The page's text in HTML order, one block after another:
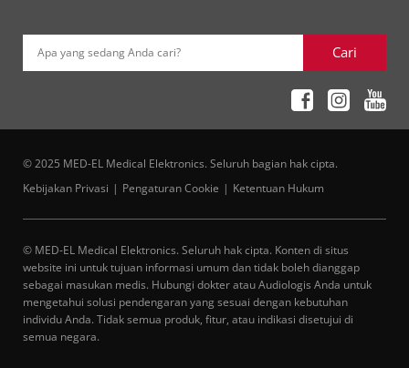
Apa yang sedang Anda cari? Cari
© 2025 MED-EL Medical Elektronics. Seluruh bagian hak cipta.
Kebijakan Privasi
Pengaturan Cookie Ketentuan Hukum
© MED-EL Medical Elektronics. Seluruh hak cipta. Konten di situs
website ini untuk tujuan informasi umum dan tidak boleh dianggap
sebagai masukan medis. Hubungi dokter atau Audiologis Anda untuk
mengetahui solusi pendengaran yang sesuai dengan kebutuhan
individu Anda. Tidak semua produk, fitur, atau indikasi disetujui di
semua negara.